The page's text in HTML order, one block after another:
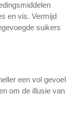
en vis. Vermijd
suikers
een vol gevoel
om de illusie van